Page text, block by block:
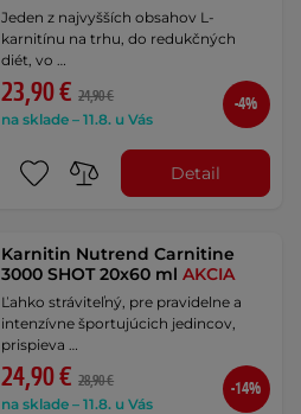
Jeden z najvyšších obsahov L-
karnitínu na trhu, do redukčných
diét, vo …
23,90 € 24,90 €
na sklade – 11.8. u Vás
-4%
Detail
Karnitin Nutrend Carnitine
3000 SHOT 20x60 mlAKCIA
Ľahko stráviteľný, pre pravidelne a
intenzívne športujúcich jedincov,
prispieva …
24,90 € 28,90 €
na sklade – 11.8. u Vás
-14%